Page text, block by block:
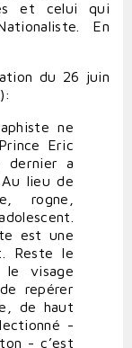
et celui qui
En
du 26 juin
):
ne
Eric
dernier a
lieu de
rogne,
est une
Reste le
visage
repérer
de haut
-
- c’est